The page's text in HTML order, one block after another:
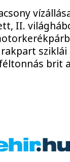
II.
sziklái
brit